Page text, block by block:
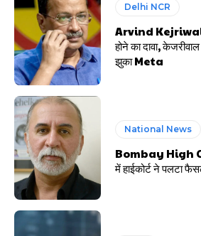
Delhi NCR
Arvind Kejriwal:
होने का दावा,
झुका Meta
National News
Bombay High
में हाईकोर्ट ने पलटा